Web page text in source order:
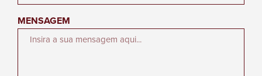
MENSAGEM